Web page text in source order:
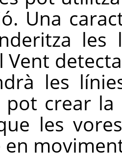
Una
les
Vent
les
pot crear la
les
en